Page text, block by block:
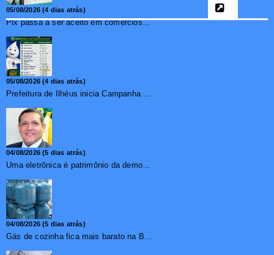
05/08/2026 (4 dias atrás)
Pix passa a ser aceito em comércios de oito países e amplia opções de pagamento para brasileiros no exterior
05/08/2026 (4 dias atrás)
Prefeitura de Ilhéus inicia Campanha de Multivacinação 2026
04/08/2026 (5 dias atrás)
Urna eletrônica é patrimônio da democracia, diz presidente do TSE
04/08/2026 (5 dias atrás)
Gás de cozinha fica mais barato na Bahia após redução de 7,1%